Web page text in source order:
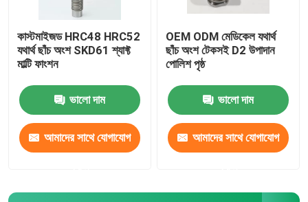
কাস্টমাইজড HRC48 HRC52
যথার্থ ছাঁচ অংশ SKD61 শ্যাফ্ট
মাল্টি ফাংশন
ভালো দাম
আমাদের সাথে যোগাযোগ
OEM ODM মেডিকেল যথার্থ
ছাঁচ অংশ টেকসই D2 উপাদান
পোলিশ পৃষ্ঠ
ভালো দাম
আমাদের সাথে যোগাযোগ